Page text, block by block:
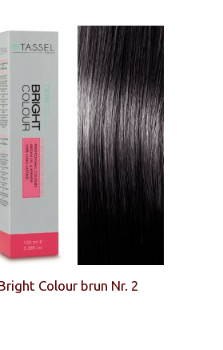
Colour brun Nr. 2